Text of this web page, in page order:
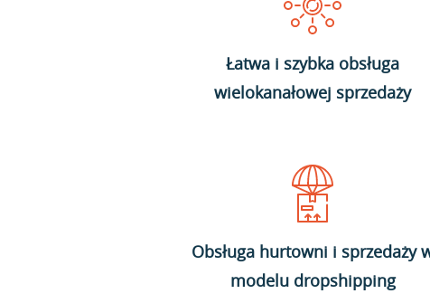
Łatwa i szybka obsługa
wielokanałowej sprzedaży
Obsługa hurtowni i sprzedaży
modelu dropshipping